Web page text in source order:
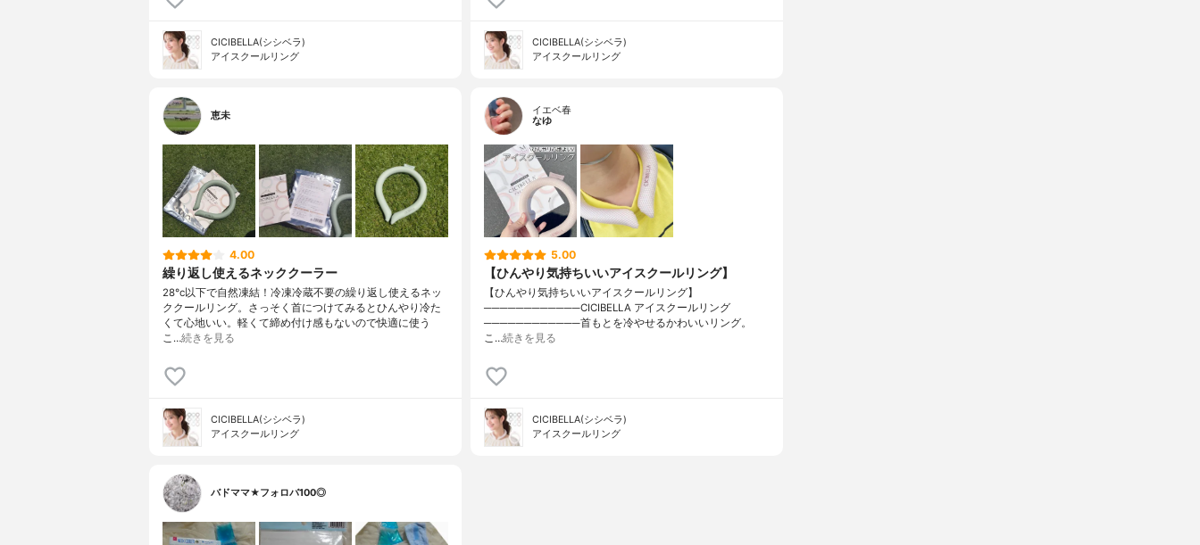
CICIBELLA(シシベラ)
アイスクールリング
CICIBELLA(シシベラ)
アイスクールリング
恵未
4.00
繰り返し使えるネッククーラー
28°c以下で自然凍結！冷凍冷蔵不要の繰り返し使えるネッ
ククールリング。さっそく首につけてみるとひんやり冷た
くて心地いい。軽くて締め付け感もないので快適に使う
こ…続きを見る
CICIBELLA(シシベラ)
アイスクールリング
イエベ春
なゆ
5.00
【ひんやり気持ちいいアイスクールリング】
【ひんやり気持ちいいアイスクールリング】
────────────CICIBELLA アイスクールリング
────────────首もとを冷やせるかわいいリング。
こ…続きを見る
CICIBELLA(シシベラ)
アイスクールリング
バドママ★フォロバ100◎